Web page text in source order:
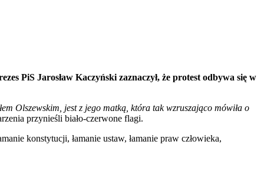
PiS Jarosław Kaczyński zaznaczył, że protest odbywa się w
Olszewskim, jest z jego matką, która tak wzruszająco mówiła o
przynieśli biało-czerwone flagi.
konstytucji, łamanie ustaw, łamanie praw człowieka,